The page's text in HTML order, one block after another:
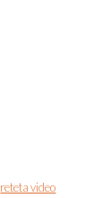
reteta video